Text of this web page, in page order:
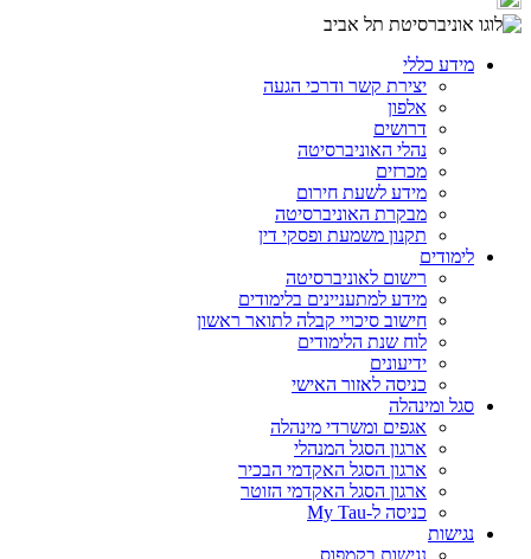
מידע כללי
יצירת קשר ודרכי הגעה
אלפון
דרושים
נהלי האוניברסיטה
מכרזים
מידע לשעת חירום
מבקרת האוניברסיטה
תקנון משמעת ופסקי דין
לימודים
רישום לאוניברסיטה
מידע למתעניינים בלימודים
חישוב סיכויי קבלה לתואר ראשון
לוח שנת הלימודים
ידיעונים
כניסה לאזור האישי
סגל ומינהלה
אגפים ומשרדי מינהלה
ארגון הסגל המנהלי
ארגון הסגל האקדמי הבכיר
ארגון הסגל האקדמי הזוטר
כניסה ל-My Tau
נגישות
נגישות בקמפוס